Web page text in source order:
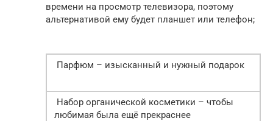
времени на просмотр телевизора, поэтому
альтернативой ему будет планшет или телефон;
Парфюм – изысканный и нужный подарок
Набор органической косметики – чтобы
любимая была ещё прекраснее